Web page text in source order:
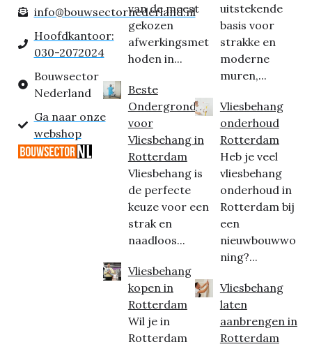
info@bouwsectornederland.nl
Hoofdkantoor:
030-2072024
Bouwsector
Nederland
Ga naar onze
webshop
van de meest
gekozen
afwerkingsmet
hoden in...
Beste
Ondergrond
voor
Vliesbehang in
Rotterdam
Vliesbehang is
de perfecte
keuze voor een
strak en
naadloos...
Vliesbehang
kopen in
Rotterdam
Wil je in
Rotterdam
uitstekende
basis voor
strakke en
moderne
muren,...
Vliesbehang
onderhoud
Rotterdam
Heb je veel
vliesbehang
onderhoud in
Rotterdam bij
een
nieuwbouwwo
ning?...
Vliesbehang
laten
aanbrengen in
Rotterdam